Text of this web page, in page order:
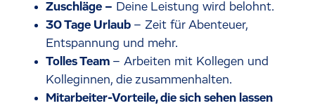
Zuschläge – Deine Leistung wird belohnt.
30 Tage Urlaub – Zeit für Abenteuer,
Entspannung und mehr.
Tolles Team – Arbeiten mit Kollegen und
Kolleginnen, die zusammenhalten.
Mitarbeiter-Vorteile, die sich sehen lassen